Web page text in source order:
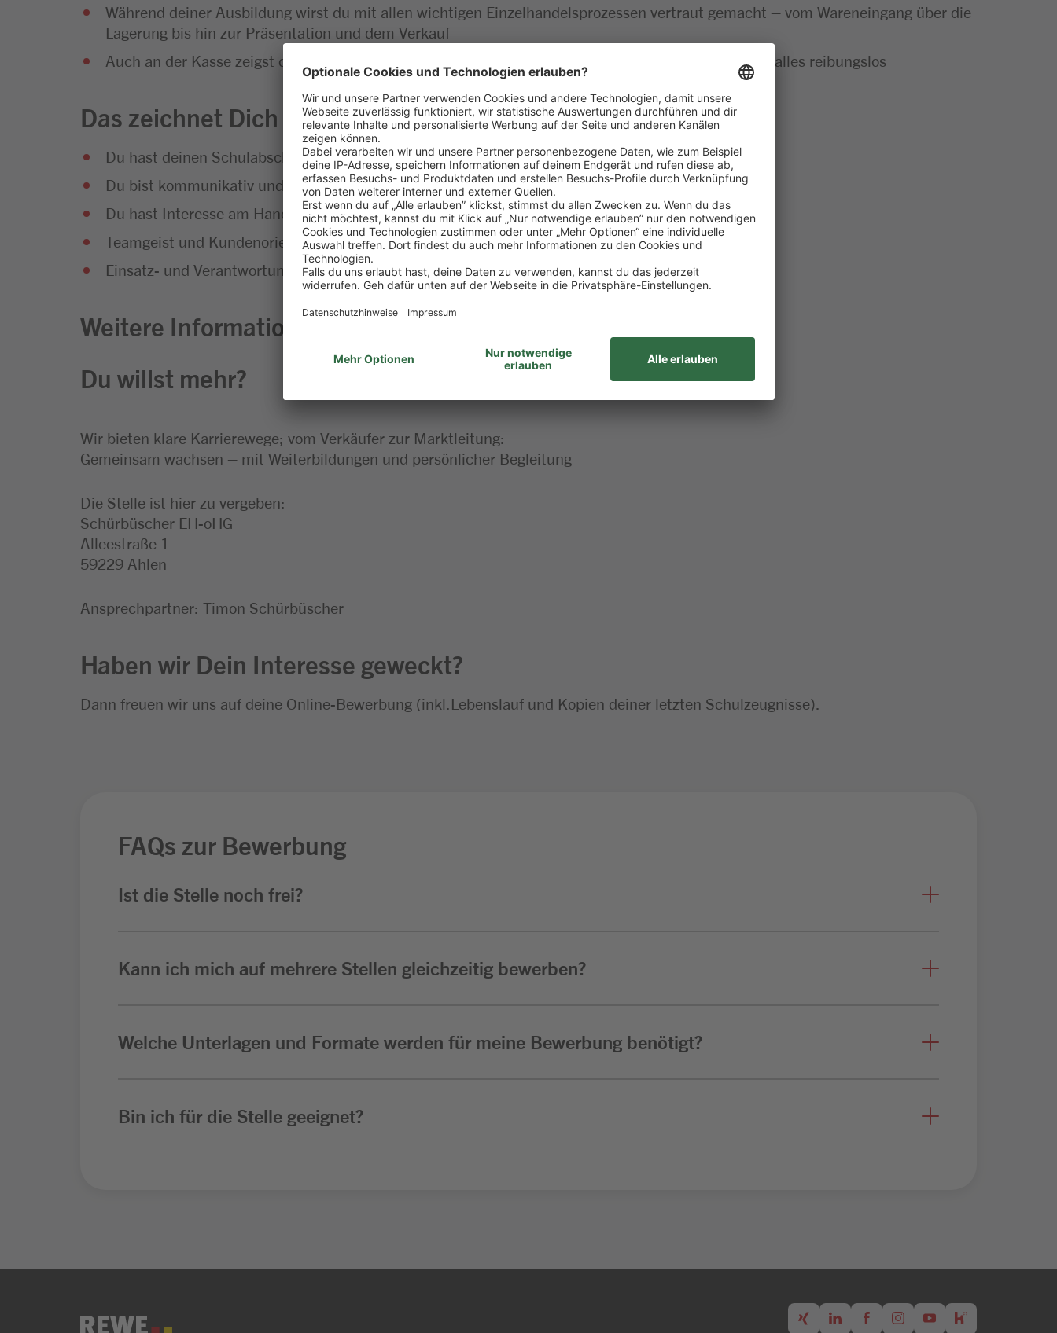
Während deiner Ausbildung wirst du mit allen wichtigen Einzelhandelsprozessen vertraut gemacht – vom Wareneingang über die
Lagerung bis hin zur Präsentation und dem Verkauf
Auch an der Kasse zeigst du vollen Einsatz – vom Kassieren bis zur Kassenabrechnung läuft bei dir alles reibungslos
Das zeichnet Dich aus
Du hast deinen Schulabschluss erfolgreich gemeistert
Du bist kommunikativ und hast Spaß am Umgang mit Menschen
Du hast Interesse am Handel und an Lebensmitteln
Teamgeist und Kundenorientierung gehören für dich einfach dazu
Einsatz- und Verantwortungsbereitschaft bringst du gerne mit
Weitere Informationen zu dieser Stelle
Du willst mehr?
Wir bieten klare Karrierewege; vom Verkäufer zur Marktleitung:
Gemeinsam wachsen – mit Weiterbildungen und persönlicher Begleitung
Die Stelle ist hier zu vergeben:
Schürbüscher EH-oHG
Alleestraße 1
59229 Ahlen
Ansprechpartner: Timon Schürbüscher
Haben wir Dein Interesse geweckt?
Dann freuen wir uns auf deine Online-Bewerbung (inkl.Lebenslauf und Kopien deiner letzten Schulzeugnisse).
FAQs zur Bewerbung
Ist die Stelle noch frei?
Kann ich mich auf mehrere Stellen gleichzeitig bewerben?
Welche Unterlagen und Formate werden für meine Bewerbung benötigt?
Bin ich für die Stelle geeignet?